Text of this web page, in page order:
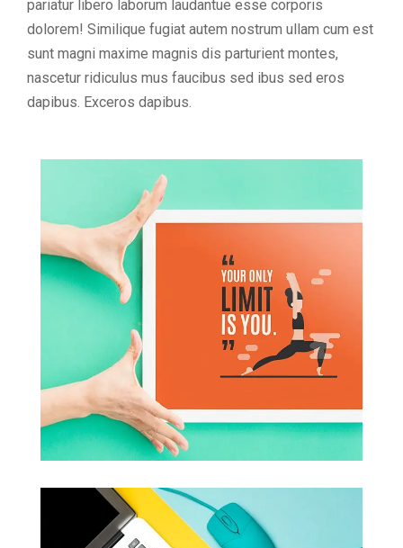
pariatur libero laborum laudantue esse corporis
dolorem! Similique fugiat autem nostrum ullam cum est
sunt magni maxime magnis dis parturient montes,
nascetur ridiculus mus faucibus sed ibus sed eros
dapibus. Exceros dapibus.